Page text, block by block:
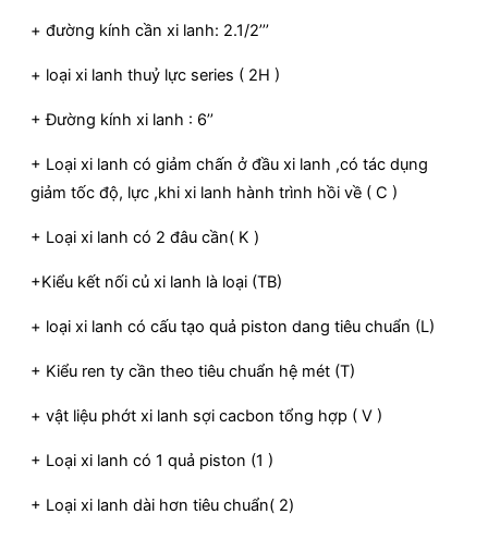
+ đường kính cần xi lanh: 2.1/2’’’
+ loại xi lanh thuỷ lực series ( 2H )
+ Đường kính xi lanh : 6’’
+ Loại xi lanh có giảm chấn ở đầu xi lanh ,có tác dụng
giảm tốc độ, lực ,khi xi lanh hành trình hồi về ( C )
+ Loại xi lanh có 2 đâu cần( K )
+Kiểu kết nối củ xi lanh là loại (TB)
+ loại xi lanh có cấu tạo quả piston dang tiêu chuẩn (L)
+ Kiểu ren ty cần theo tiêu chuẩn hệ mét (T)
+ vật liệu phớt xi lanh sợi cacbon tổng hợp ( V )
+ Loại xi lanh có 1 quả piston (1 )
+ Loại xi lanh dài hơn tiêu chuẩn( 2)